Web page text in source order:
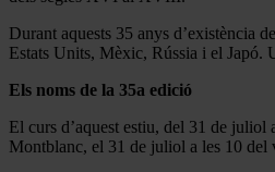
Durant aquests 35 anys d’existència
Estats Units, Mèxic, Rússia i el Japó.
Els noms de la 35a edició
El curs d’aquest estiu, del 31 de
Montblanc, el 31 de juliol a les 10 del